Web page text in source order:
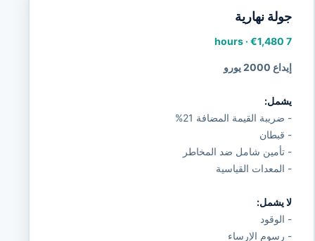
جولة نهارية
7 hours
·€1,480
إيداع 2000 يورو
يشمل:
- ضريبة القيمة المضافة 21%
- قبطان
- تأمين شامل ضد المخاطر
- المعدات القياسية
لا يشمل:
- الوقود
- رسوم الإرساء